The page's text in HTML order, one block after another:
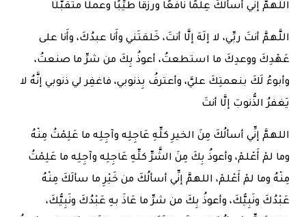
اللَّهمَّ إنِّي أسألُكَ عِلمًا نافعًا ورزقًا طيِّبًا وعملًا متقبَّلًا
اللَّهمَّ أنتَ ربِّي، لا إلَهَ إلَّا أنتَ، خَلقتَني وأَنا عبدُكَ، وأَنا على
عَهْدِكَ ووعدِكَ ما استطعتُ، أعوذُ بِكَ من شرِّ ما صنعتُ،
وأبوءُ لَكَ بنعمتِكَ عليَّ، وأعترفُ بِذنوبي، فاغفِر لي ذنوبي إنَّهُ لا
يَغفرُ الذُّنوبَ إلَّا أنتَ
اللهمَّ إنِّي أسألُكَ مِنَ الخيرِ كلِّهِ عَاجِلِه وآجِلِه ما عَلِمْتُ مِنْهُ
وما لمْ أَعْلمْ، وأعوذُ بِكَ مِنَ الشَّرِّ كلِّهِ عَاجِلِه وآجِلِه ما عَلِمْتُ
مِنْهُ وما لمْ أَعْلمْ، اللهمَّ إنِّي أسألُكَ من خَيْرِ ما سألَكَ مِنْهُ
عَبْدُكَ ونَبِيُّكَ، وأعوذُ بِكَ من شرِّ ما عَاذَ بهِ عَبْدُكَ ونَبِيُّكَ،